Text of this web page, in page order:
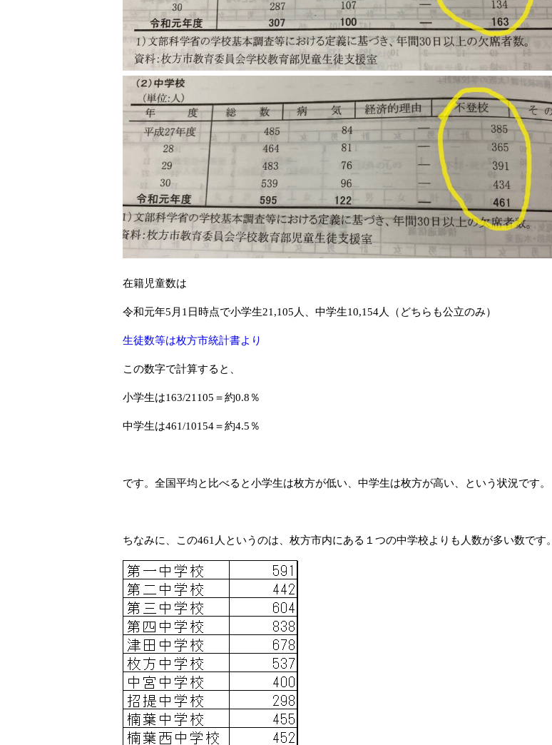
在籍児童数は
令和元年5月1日時点で小学生21,105人、中学生10,154人（どちらも公立のみ）
生徒数等は枚方市統計書より
この数字で計算すると、
小学生は163/21105＝約0.8％
中学生は461/10154＝約4.5％
です。全国平均と比べると小学生は枚方が低い、中学生は枚方が高い、という状況です。
ちなみに、この461人というのは、枚方市内にある１つの中学校よりも人数が多い数です。